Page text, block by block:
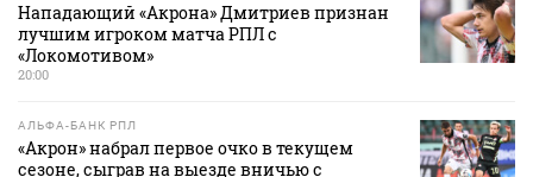
Нападающий «Акрона» Дмитриев признан
лучшим игроком матча РПЛ с
«Локомотивом»
20:00
АЛЬФА-БАНК РПЛ
«Акрон» набрал первое очко в текущем
сезоне, сыграв на выезде вничью с